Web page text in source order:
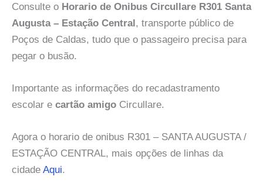
Consulte o Horario de Onibus Circullare R301 Santa
Augusta – Estação Central, transporte público de
Poços de Caldas, tudo que o passageiro precisa para
pegar o busão.
Importante as informações do recadastramento
escolar e cartão amigo Circullare.
Agora o horario de onibus R301 – SANTA AUGUSTA /
ESTAÇÃO CENTRAL, mais opções de linhas da
cidade Aqui.